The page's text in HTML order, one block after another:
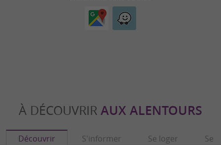
À DÉCOUVRIR AUX ALENTOURS
Découvrir S'informer Se loger Se